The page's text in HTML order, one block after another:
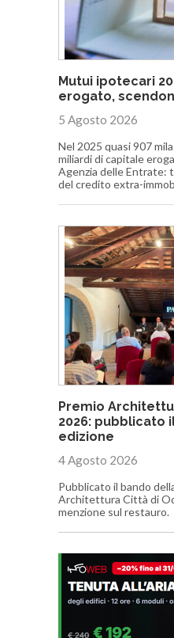
Mutui ipotecari
erogato,
5 Agosto 2026
Nel 2025 quasi 907
miliardi di capitale
Agenzia delle Entrate:
del credito extra-
Premio
2026: pubblicato
edizione
4 Agosto 2026
Pubblicato il bando
Architettura Città di
menzione sul restauro.